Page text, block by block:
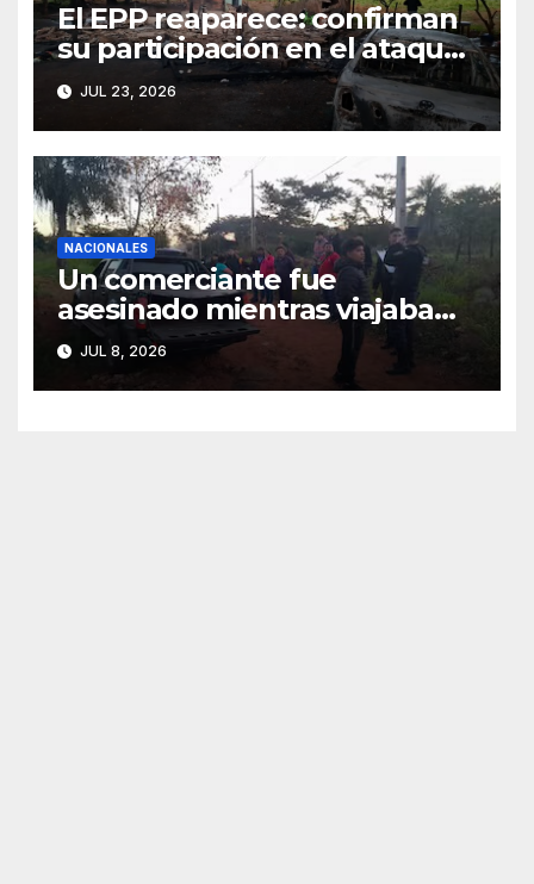
El EPP reaparece: confirman
su participación en el ataque
de Canindeyú
JUL 23, 2026
NACIONALES
Un comerciante fue
asesinado mientras viajaba
junto a su hija de 4 años
JUL 8, 2026